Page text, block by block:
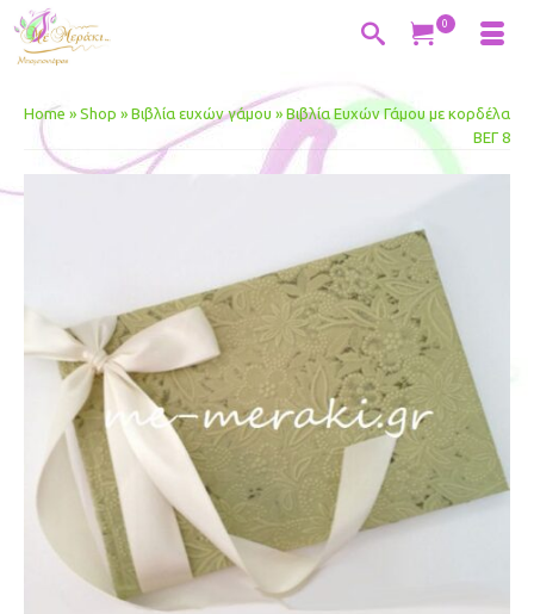
0
Home » Shop » Βιβλία ευχών γάμου » Βιβλία Ευχών Γάμου με κορδέλα
ΒΕΓ 8